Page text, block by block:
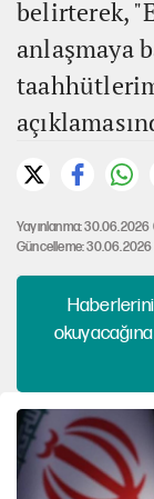
belirterek,
anlaşmaya
Yayınlanma: 30.06.2026
Güncelleme: